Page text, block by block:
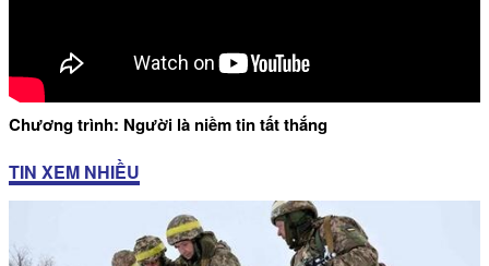
Chương trình: Người là niềm tin tất thắng
TIN XEM NHIỀU